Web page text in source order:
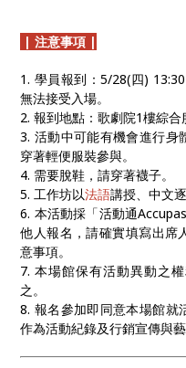
| 注意事項 |
1. 學員報到：5/28(四)
無法接受入場。
2. 報到地點：歌劇院1樓綜合
3. 活動中可能有機會進行身
穿著輕便服裝參與。
4. 需要脫鞋，請穿著襪子。
5. 工作坊以法語講授、中文逐
6. 本活動採「活動通
他人報名，請確實填寫出席
意事項。
7. 本場館保有活動異動之
之。
8. 報名參加即同意本場館就
作為活動紀錄及行銷宣傳與藝